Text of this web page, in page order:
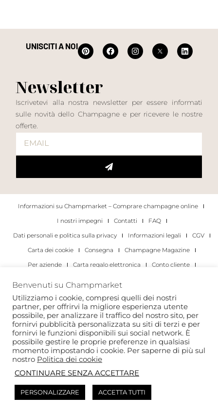
UNISCITI A NOI
Newsletter
Iscrivetevi alla nostra newsletter per essere informati
sulle novità dello Champagne e per ricevere le nostre
offerte.
Informazioni su Champmarket – Comprare champagne online
I nostri impegni
Contatti
FAQ
Dati personali e politica sulla privacy
Informazioni legali
CGV
Carta dei cookie
Consegna
Champagne Magazine
Per aziende
Carta regalo elettronica
Conto cliente
Per gli individui
Per le aziende
Copyright 2022 © tutti i diritti riservati. Champmarket.
Benvenuti su Champmarket
Utilizziamo i cookie, compresi quelli dei nostri
partner, per offrirvi la migliore esperienza utente
possibile, per analizzare il traffico del nostro sito, per
fornirvi pubblicità personalizzata su siti di terzi e per
fornirvi le funzioni disponibili sui social network. È
possibile gestire le proprie preferenze in qualsiasi
momento impostando i cookie. Per saperne di più sul
nostro Politica dei cookie
CONTINUARE SENZA ACCETTARE
PERSONALIZZARE ACCETTA TUTTI